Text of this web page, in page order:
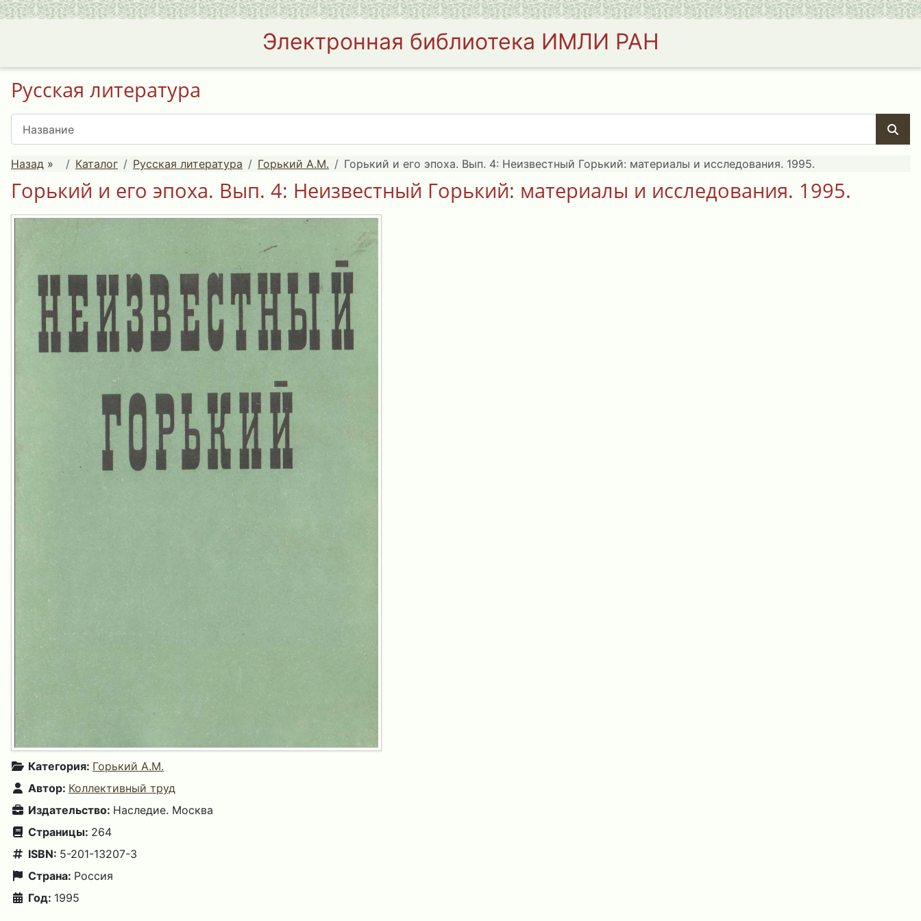
Электронная библиотека ИМЛИ РАН
Русская литература
Назад » Каталог Русская литература Горький А.М. Горький и его эпоха. Вып. 4: Неизвестный Горький: материалы и исследования. 1995.
Горький и его эпоха. Вып. 4: Неизвестный Горький: материалы и исследования. 1995.
Категория: Горький А.М.
Автор: Коллективный труд
Издательство: Наследие. Москва
Страницы: 264
ISBN: 5-201-13207-3
Страна: Россия
Год: 1995